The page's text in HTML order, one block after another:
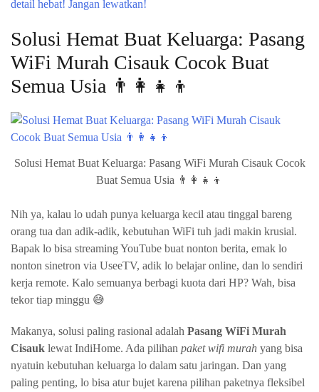
Solusi Hemat Buat Keluarga: Pasang
WiFi Murah Cisauk Cocok Buat
Semua Usia 👨‍👩‍👧‍👦
Solusi Hemat Buat Keluarga: Pasang WiFi Murah Cisauk Cocok
Buat Semua Usia 👨‍👩‍👧‍👦
Nih ya, kalau lo udah punya keluarga kecil atau tinggal bareng
orang tua dan adik-adik, kebutuhan WiFi tuh jadi makin krusial.
Bapak lo bisa streaming YouTube buat nonton berita, emak lo
nonton sinetron via UseeTV, adik lo belajar online, dan lo sendiri
kerja remote. Kalo semuanya berbagi kuota dari HP? Wah, bisa
tekor tiap minggu 😅
Makanya, solusi paling rasional adalah Pasang WiFi Murah
Cisauk lewat IndiHome. Ada pilihan paket wifi murah yang bisa
nyatuin kebutuhan keluarga lo dalam satu jaringan. Dan yang
paling penting, lo bisa atur bujet karena pilihan paketnya fleksibel